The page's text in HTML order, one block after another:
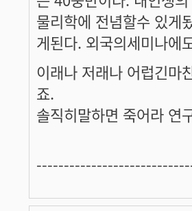
물리학에 전념할수 있게
게된다. 외국의세미나에
이래나 저래나 어럽긴마
죠.
솔직히말하면 죽어라 연